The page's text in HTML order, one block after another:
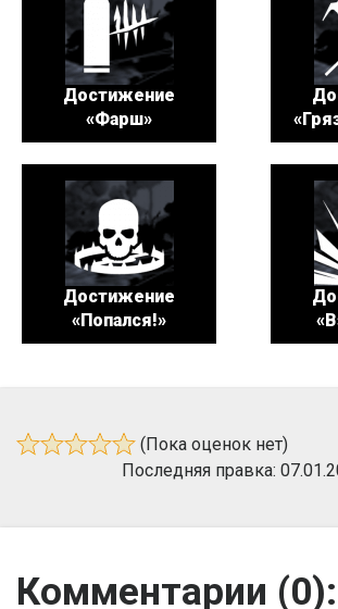
Достижение
«Фарш»
Достижение
«Попался!»
(Пока оценок нет)
Последняя правка:
Комментарии (0):